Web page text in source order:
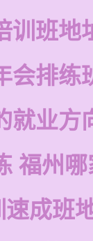
训班地
会排练
就业方
福州
成班